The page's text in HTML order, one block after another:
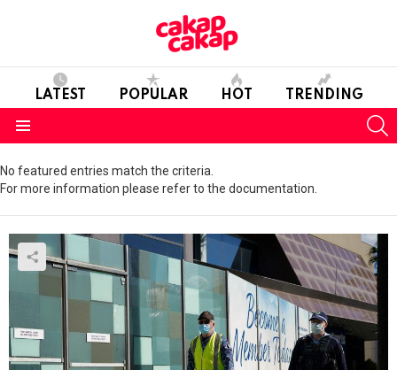
LATEST POPULAR HOT TRENDING
No featured entries match the criteria.
For more information please refer to the documentation.